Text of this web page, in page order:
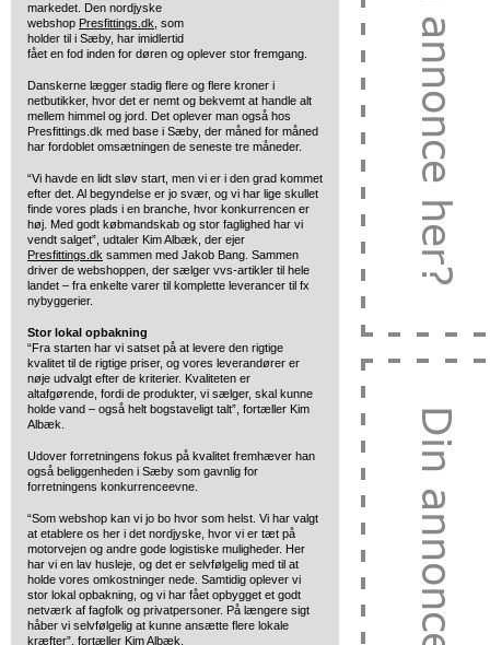
markedet. Den nordjyske
webshop Presfittings.dk , som
holder til i Sæby, har imidlertid
fået en fod inden for døren og oplever stor fremgang.
Danskerne lægger stadig flere og flere kroner i
netbutikker, hvor det er nemt og bekvemt at handle alt
mellem himmel og jord. Det oplever man også hos
Presfittings.dk med base i Sæby, der måned for måned
har fordoblet omsætningen de seneste tre måneder.
“Vi havde en lidt sløv start, men vi er i den grad kommet
efter det. Al begyndelse er jo svær, og vi har lige skullet
finde vores plads i en branche, hvor konkurrencen er
høj. Med godt købmandskab og stor faglighed har vi
vendt salget”, udtaler Kim Albæk, der ejer
Presfittings.dk sammen med Jakob Bang. Sammen
driver de webshoppen, der sælger vvs-artikler til hele
landet – fra enkelte varer til komplette leverancer til fx
nybyggerier.
Stor lokal opbakning
“Fra starten har vi satset på at levere den rigtige
kvalitet til de rigtige priser, og vores leverandører er
nøje udvalgt efter de kriterier. Kvaliteten er
altafgørende, fordi de produkter, vi sælger, skal kunne
holde vand – også helt bogstaveligt talt”, fortæller Kim
Albæk.
Udover forretningens fokus på kvalitet fremhæver han
også beliggenheden i Sæby som gavnlig for
forretningens konkurrenceevne.
“Som webshop kan vi jo bo hvor som helst. Vi har valgt
at etablere os her i det nordjyske, hvor vi er tæt på
motorvejen og andre gode logistiske muligheder. Her
har vi en lav husleje, og det er selvfølgelig med til at
holde vores omkostninger nede. Samtidig oplever vi
stor lokal opbakning, og vi har fået opbygget et godt
netværk af fagfolk og privatpersoner. På længere sigt
håber vi selvfølgelig at kunne ansætte flere lokale
kræfter”, fortæller Kim Albæk.